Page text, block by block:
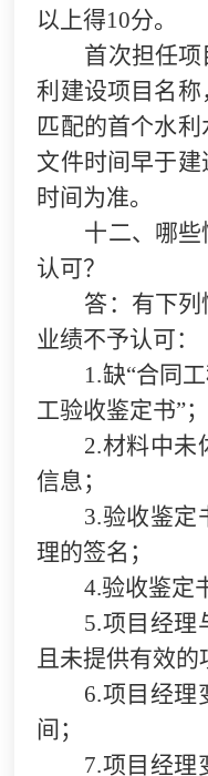
以上得10分。
首次担任
利建设项目名
匹配的首个水
文件时间早于
时间为准。
十二、哪
认可？
答：有下
业绩不予认可：
1.缺“合同
工验收鉴定书”；
2.材料中未
信息；
3.验收鉴定
理的签名；
4.验收鉴定
5.项目经理
且未提供有效的
6.项目经理
间；
7.项目经理